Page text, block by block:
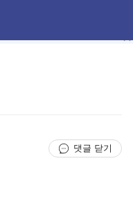
댓글 닫기